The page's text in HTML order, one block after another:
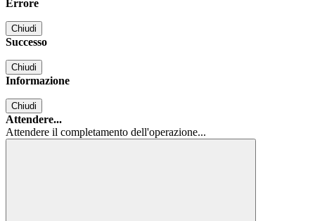
Errore
Chiudi
Successo
Chiudi
Informazione
Chiudi
Attendere...
Attendere il completamento dell'operazione...